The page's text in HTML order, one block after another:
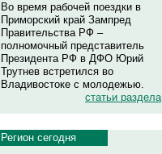
Во время рабочей поездки в
Приморский край Зампред
Правительства РФ –
полномочный представитель
Президента РФ в ДФО Юрий
Трутнев встретился во
Владивостоке с молодежью.
статьи раздела
Регион сегодня